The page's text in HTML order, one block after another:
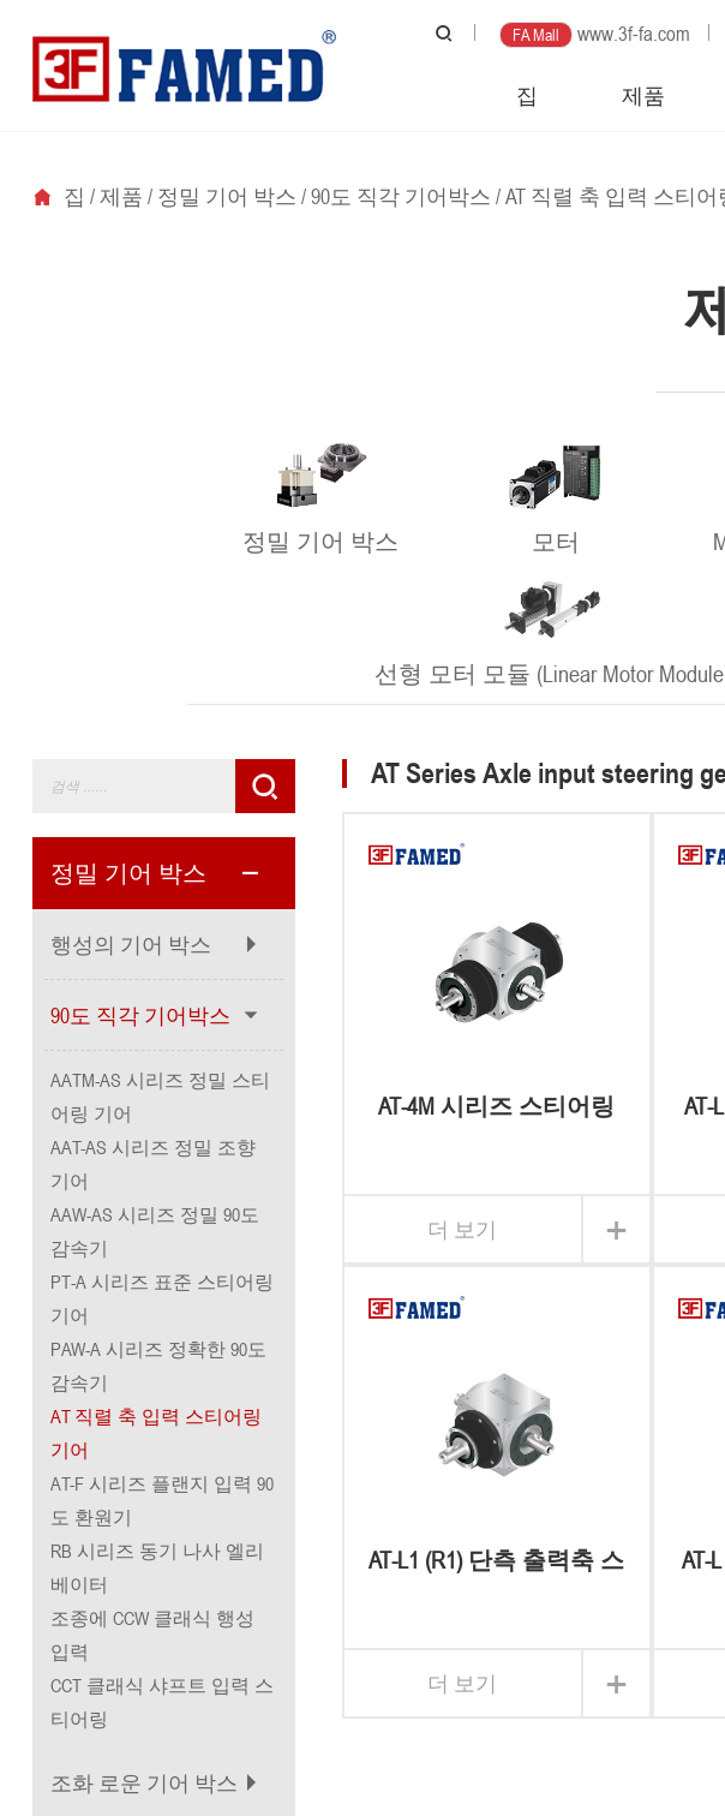
FA Mall www.3f-fa.com
집 제품
집 /제품 / 정밀 기어 박스 /90도 직각 기어박스 /AT 직렬 축 입력 스티어
정밀 기어 박스 모터
선형 모터 모듈 (Linear Motor
정밀 기어 박스
행성의 기어 박스
90도 직각 기어박스
AATM-AS 시리즈 정밀 스티
어링 기어
AAT-AS 시리즈 정밀 조향
기어
AAW-AS 시리즈 정밀 90도
감속기
PT-A 시리즈 표준 스티어링
기어
PAW-A 시리즈 정확한 90도
감속기
AT 직렬 축 입력 스티어링
기어
AT-F 시리즈 플랜지 입력 90
도 환원기
RB 시리즈 동기 나사 엘리
베이터
조종에 CCW 클래식 행성
입력
CCT 클래식 샤프트 입력 스
티어링
조화 로운 기어 박스
AT Series Axle input steering
AT-4M 시리즈 스티어링
+
더 보기
AT-
AT-L1 (R1) 단측 출력축 스
+
더 보기
AT-